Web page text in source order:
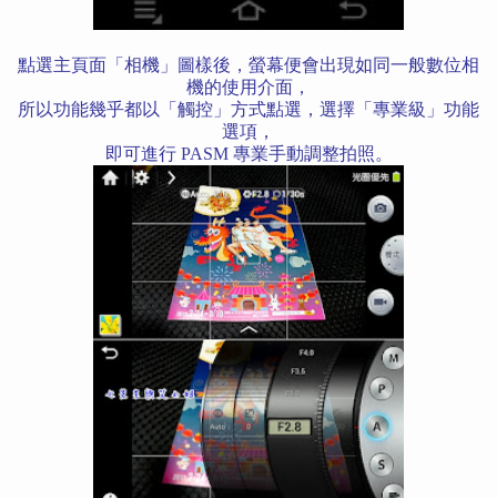
點選主頁面「相機」圖樣後，螢幕便會出現如同一般數位相
機的使用介面，
所以功能幾乎都以「觸控」方式點選，選擇「專業級」功能
選項，
即可進行 PASM 專業手動調整拍照。